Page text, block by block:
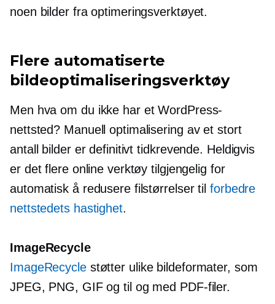
noen bilder fra optimeringsverktøyet.
Flere automatiserte
bildeoptimaliseringsverktøy
Men hva om du ikke har et WordPress-
nettsted? Manuell optimalisering av et stort
antall bilder er definitivttidkrevende. Heldigvis
er det flere online verktøy tilgjengelig for
automatisk å redusere filstørrelser til forbedre
nettstedets hastighet.
ImageRecycle
ImageRecyclestøtter ulike bildeformater, som
JPEG, PNG, GIF og til og med PDF-filer.